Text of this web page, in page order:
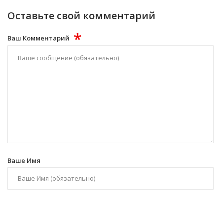
Оставьте свой комментарий
Ваш Комментарий *
Ваше Имя